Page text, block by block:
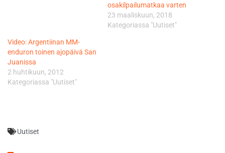
osakilpailumatkaa varten
23 maaliskuun, 2018
Kategoriassa "Uutiset"
Video: Argentiinan MM-
enduron toinen ajopäivä San
Juanissa
2 huhtikuun, 2012
Kategoriassa "Uutiset"
Uutiset